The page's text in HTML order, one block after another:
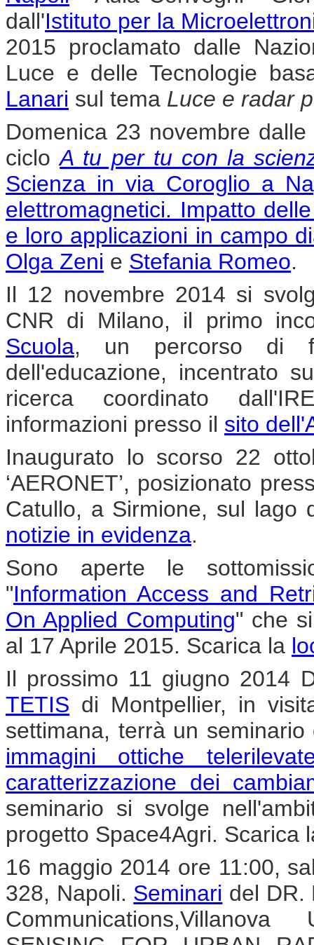
dall'Istituto per la
2015 proclamato dalle
Luce e delle Tecnologie
Lanari sul tema Luce e radar
Domenica 23 novembre
cicloA tu per tu con la
Scienza in via Coroglio a
elettromagnetici. Impatto
e loro applicazioni in campo
Olga Zeni e Stefania Romeo.
Il 12 novembre 2014 si
CNR di Milano, il primo
Scuola, un percorso di
dell'educazione, incentrato
ricerca coordinato
informazioni presso il sito
Inaugurato lo scorso 22
‘AERONET’, posizionato
Catullo, a Sirmione, sul lago
notizie in evidenza.
Sono aperte le
"Information Access and
On Applied Computing" che
al 17 Aprile 2015. Scarica la
Il prossimo 11 giugno 2014
TETIS di Montpellier, in
settimana, terrà un
immagini ottiche
caratterizzazione dei
seminario si svolge
progetto Space4Agri. Scarica
16 maggio 2014 ore 11:00,
328, Napoli. Seminari del DR.